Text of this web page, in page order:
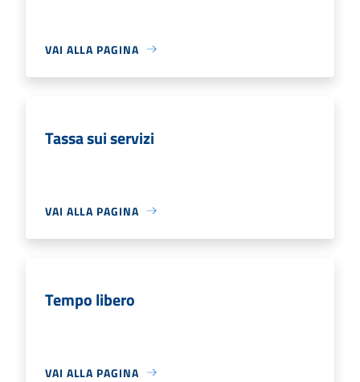
VAI ALLA PAGINA
Tassa sui servizi
VAI ALLA PAGINA
Tempo libero
VAI ALLA PAGINA